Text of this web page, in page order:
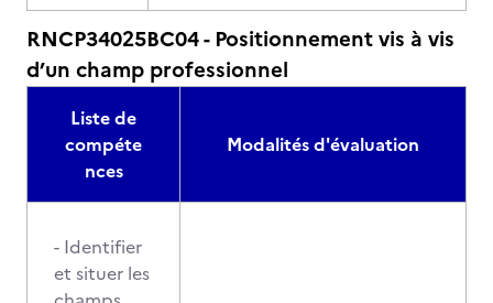
RNCP34025BC04 - Positionnement vis à vis
d’un champ professionnel
Liste de
compéte
nces
Modalités d'évaluation
- Identifier
et situer les